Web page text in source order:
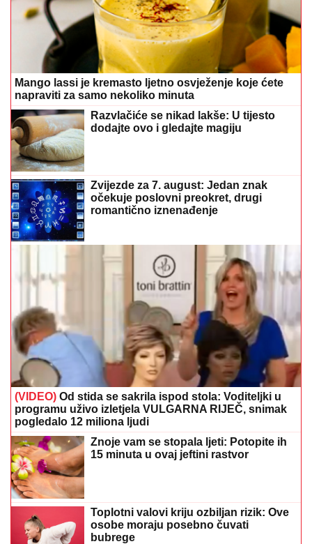
Mango lassi je kremasto ljetno osvježenje koje ćete
napraviti za samo nekoliko minuta
Razvlačiće se nikad lakše: U tijesto
dodajte ovo i gledajte magiju
Zvijezde za 7. august: Jedan znak
očekuje poslovni preokret, drugi
romantično iznenađenje
(VIDEO) Od stida se sakrila ispod stola: Voditeljki u
programu uživo izletjela VULGARNA RIJEČ, snimak
pogledalo 12 miliona ljudi
Znoje vam se stopala ljeti: Potopite ih
15 minuta u ovaj jeftini rastvor
Toplotni valovi kriju ozbiljan rizik: Ove
osobe moraju posebno čuvati
bubrege